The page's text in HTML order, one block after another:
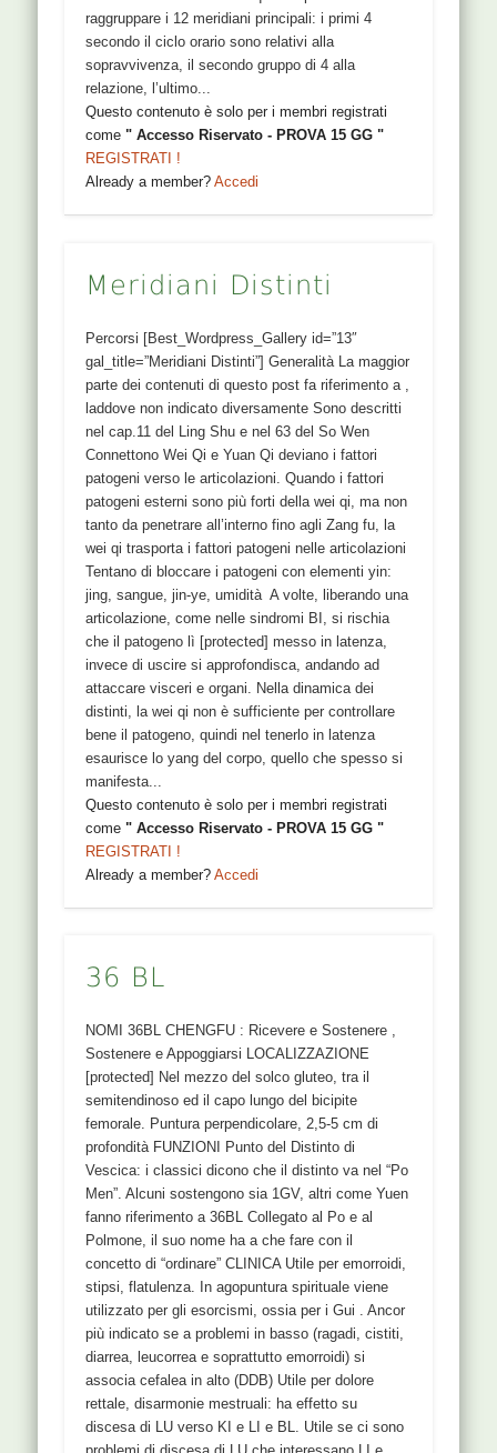
raggruppare i 12 meridiani principali: i primi 4
secondo il ciclo orario sono relativi alla
sopravvivenza, il secondo gruppo di 4 alla
relazione, l’ultimo...
Questo contenuto è solo per i membri registrati
come" Accesso Riservato - PROVA 15 GG "
REGISTRATI !
Already a member?Accedi
Meridiani Distinti
Percorsi [Best_Wordpress_Gallery id=”13″
gal_title=”Meridiani Distinti”] Generalità La maggior
parte dei contenuti di questo post fa riferimento a ,
laddove non indicato diversamente Sono descritti
nel cap.11 del Ling Shu e nel 63 del So Wen
Connettono Wei Qi e Yuan Qi deviano i fattori
patogeni verso le articolazioni. Quando i fattori
patogeni esterni sono più forti della wei qi, ma non
tanto da penetrare all’interno fino agli Zang fu, la
wei qi trasporta i fattori patogeni nelle articolazioni
Tentano di bloccare i patogeni con elementi yin:
jing, sangue, jin-ye, umidità A volte, liberando una
articolazione, come nelle sindromi BI, si rischia
che il patogeno lì [protected] messo in latenza,
invece di uscire si approfondisca, andando ad
attaccare visceri e organi. Nella dinamica dei
distinti, la wei qi non è sufficiente per controllare
bene il patogeno, quindi nel tenerlo in latenza
esaurisce lo yang del corpo, quello che spesso si
manifesta...
Questo contenuto è solo per i membri registrati
come" Accesso Riservato - PROVA 15 GG "
REGISTRATI !
Already a member?Accedi
36 BL
NOMI 36BL CHENGFU : Ricevere e Sostenere ,
Sostenere e Appoggiarsi LOCALIZZAZIONE
[protected] Nel mezzo del solco gluteo, tra il
semitendinoso ed il capo lungo del bicipite
femorale. Puntura perpendicolare, 2,5-5 cm di
profondità FUNZIONI Punto del Distinto di
Vescica: i classici dicono che il distinto va nel “Po
Men”. Alcuni sostengono sia 1GV, altri come Yuen
fanno riferimento a 36BL Collegato al Po e al
Polmone, il suo nome ha a che fare con il
concetto di “ordinare” CLINICA Utile per emorroidi,
stipsi, flatulenza. In agopuntura spirituale viene
utilizzato per gli esorcismi, ossia per i Gui . Ancor
più indicato se a problemi in basso (ragadi, cistiti,
diarrea, leucorrea e soprattutto emorroidi) si
associa cefalea in alto (DDB) Utile per dolore
rettale, disarmonie mestruali: ha effetto su
discesa di LU verso KI e LI e BL. Utile se ci sono